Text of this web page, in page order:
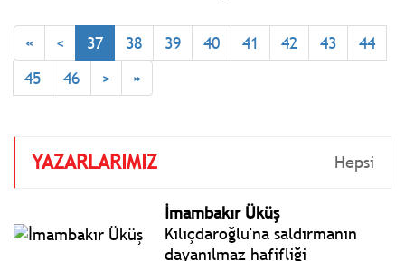
dosyasında ilk duruşma
bugün İstanbul 10. Ağır
« < 37 38 39 40 41 42 43
44
45
46 > »
YAZARLARIMIZ Hepsi
İmambakır Üküş
Kılıçdaroğlu'na saldırmanın
dayanılmaz hafifliği